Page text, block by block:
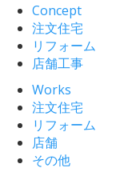
Concept
注文住宅
リフォーム
店舗工事
Works
注文住宅
リフォーム
店舗
その他